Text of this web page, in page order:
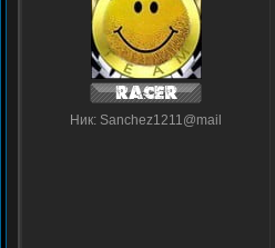
Ник: Sanchez1211@mail